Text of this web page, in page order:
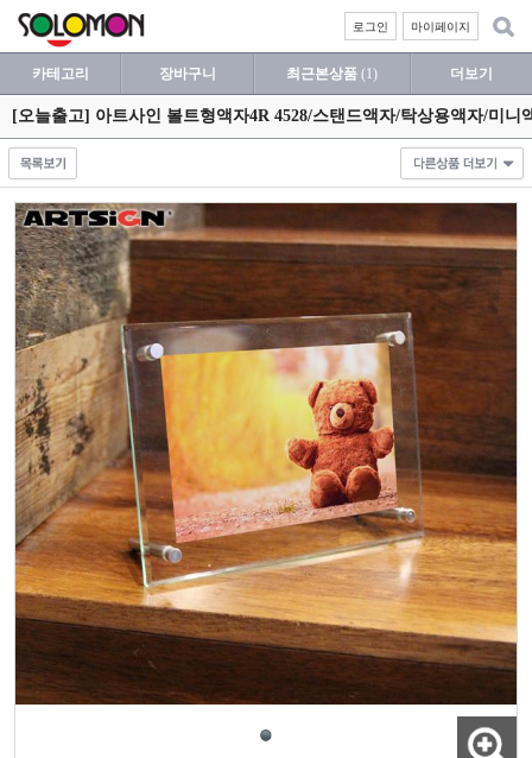
마이페이지
로그인
카테고리 장바구니 최근본상품 (1) 더보기
[오늘출고] 아트사인 볼트형액자4R 4528/스탠드액자/탁상용액자/미니